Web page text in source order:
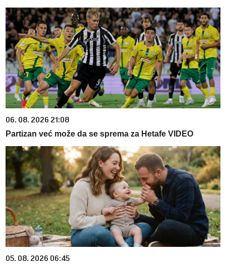
06. 08. 2026 21:08
Partizan već može da se sprema za Hetafe VIDEO
05. 08. 2026 06:45